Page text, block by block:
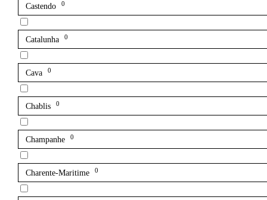
Castendo 0
Catalunha 0
Cava 0
Chablis 0
Champanhe 0
Charente-Maritime 0